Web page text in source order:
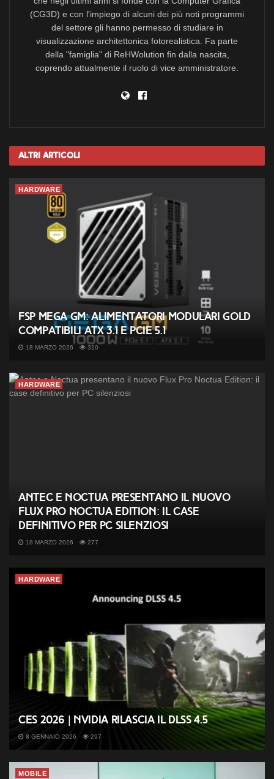
(CG3D) e con l'impiego di alcuni dei più noti programmi
del settore gli hanno permesso di studiare in
visualizzazione architettonica fotorealistica. Fa parte
della "famiglia" di ReHWolution fin dalla nascita,
coprendo attualmente il ruolo di vice amministratore.
Altri Articoli
HARDWARE
FSP MEGA GM: alimentatori modulari Gold
compatibili ATX 3.1 e PCIe 5.1
18 MARZO 2026 310
HARDWARE
Antec e Noctua presentano il nuovo
Flux Pro Noctua Edition: il case
definitivo per PC silenziosi
18 MARZO 2026 277
HARDWARE
CES 2026 | Nvidia rilascia il DLSS 4.5
8 GENNAIO 2026 297
MOBILE